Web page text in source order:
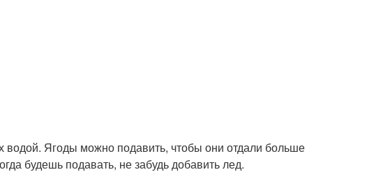
Ягоды можно подавить, чтобы они отдали больше
будешь подавать, не забудь добавить лед.